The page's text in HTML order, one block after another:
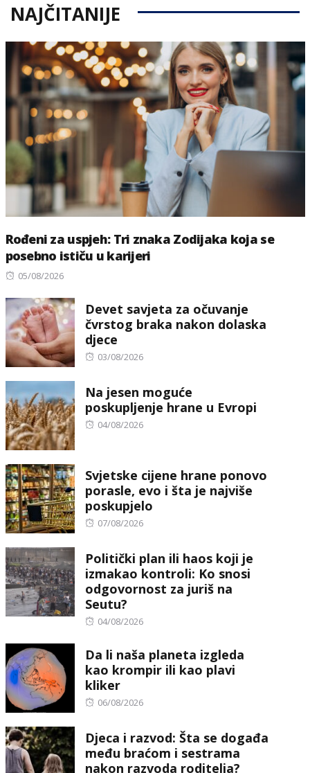
NAJČITANIJE
Rođeni za uspjeh: Tri znaka Zodijaka koja se
posebno ističu u karijeri
Posted
05/08/2026
Devet savjeta za očuvanje
čvrstog braka nakon dolaska
djece
Posted
03/08/2026
Na jesen moguće
poskupljenje hrane u Evropi
Posted
04/08/2026
Svjetske cijene hrane ponovo
porasle, evo i šta je najviše
poskupjelo
Posted
07/08/2026
Politički plan ili haos koji je
izmakao kontroli: Ko snosi
odgovornost za juriš na
Seutu?
Posted
04/08/2026
Da li naša planeta izgleda
kao krompir ili kao plavi
kliker
Posted
06/08/2026
Djeca i razvod: Šta se događa
među braćom i sestrama
nakon razvoda roditelja?